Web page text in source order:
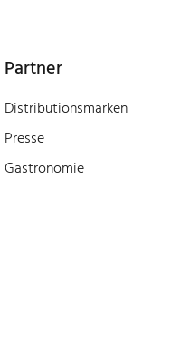
Partner
Distributionsmarken
Presse
Gastronomie